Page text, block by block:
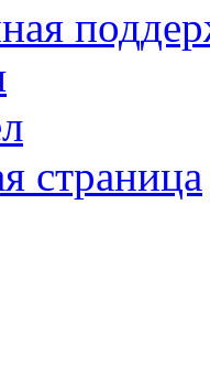
страница